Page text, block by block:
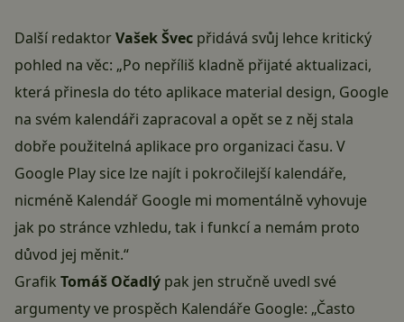
Další redaktorVašek Švec přidává svůj lehce kritický
pohled na věc: „Po nepříliš kladně přijaté aktualizaci,
která přinesla do této aplikace material design, Google
na svém kalendáři zapracoval a opět se z něj stala
dobře použitelná aplikace pro organizaci času. V
Google Play sice lze najít i pokročilejší kalendáře,
nicméně Kalendář Google mi momentálně vyhovuje
jak po stránce vzhledu, tak i funkcí a nemám proto
důvod jej měnit.“
Grafik Tomáš Očadlý pak jen stručně uvedl své
argumenty ve prospěch Kalendáře Google: „Často